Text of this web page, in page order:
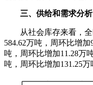
三、供给和需求分析
从社会库存来看，
584.62万吨，周环比增
吨，周环比增加11.28万
吨，周环比增加131.25万